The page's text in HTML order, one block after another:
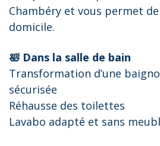
Chambéry et vous permet
domicile.
🛀 Dans la salle de bain
Transformation d’une
sécurisée
Réhausse des toilettes
Lavabo adapté et sans